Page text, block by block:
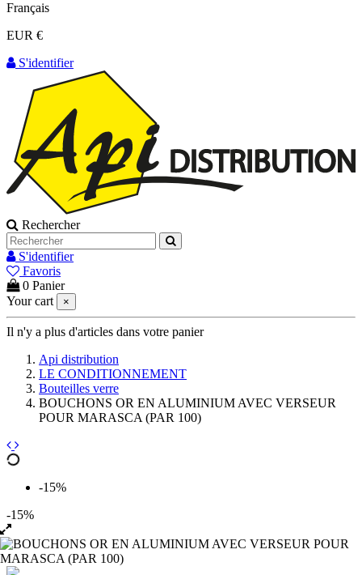
Français
EUR €
S'identifier
Rechercher
S'identifier
Favoris
0 Panier
Your cart
×
Il n'y a plus d'articles dans votre panier
Api distribution
LE CONDITIONNEMENT
Bouteilles verre
BOUCHONS OR EN ALUMINIUM AVEC VERSEUR
POUR MARASCA (PAR 100)
-15%
-15%